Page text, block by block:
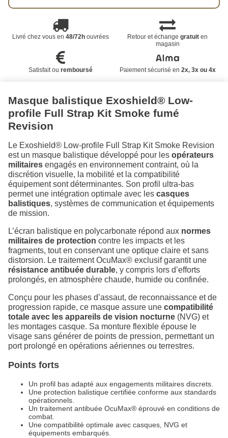
Livré chez vous en 48/72houvrées Retour et échangegratuit en
magasin
Satisfait ou remboursé Paiement sécurisé en 2x, 3x ou 4x
Masque balistique Exoshield® Low-
profile Full Strap Kit Smoke fumé
Revision
Le Exoshield® Low-profile Full Strap Kit Smoke Revision
est un masque balistique développé pour les opérateurs
militaires engagés en environnement contraint, où la
discrétion visuelle, la mobilité et la compatibilité
équipement sont déterminantes. Son profil ultra-bas
permet une intégration optimale avec les casques
balistiques, systèmes de communication et équipements
de mission.
L’écran balistique en polycarbonate répond aux normes
militaires de protection contre les impacts et les
fragments, tout en conservant une optique claire et sans
distorsion. Le traitement OcuMax® exclusif garantit une
résistance antibuée durable, y compris lors d’efforts
prolongés, en atmosphère chaude, humide ou confinée.
Conçu pour les phases d’assaut, de reconnaissance et de
progression rapide, ce masque assure une compatibilité
totale avec les appareils de vision nocturne (NVG) et
les montages casque. Sa monture flexible épouse le
visage sans générer de points de pression, permettant un
port prolongé en opérations aériennes ou terrestres.
Points forts
Un profil bas adapté aux engagements militaires discrets.
Une protection balistique certifiée conforme aux standards
opérationnels.
Un traitement antibuée OcuMax® éprouvé en conditions de
combat.
Une compatibilité optimale avec casques, NVG et
équipements embarqués.